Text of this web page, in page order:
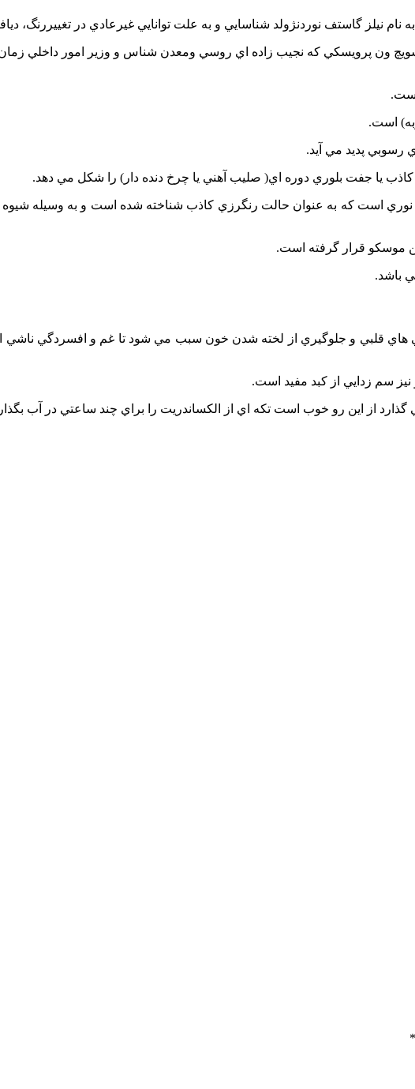
نيلز گاستف نوردنژولد شناسايي و به علت توانايي غيرعادي در تغييررنگ،
ون پرويسکي که نجيب زاده اي روسي ومعدن شناس و وزير امور داخلي زمان
است.
است.
رسوبي پديد مي آيد.
يا جفت بلوري دوره اي( صليب آهني يا چرخ دنده دار) را شکل مي دهد.
نوري است که به عنوان حالت رنگرزي کاذب شناخته شده است و به وسيله
موسکو قرار گرفته است.
باشد.
هاي قلبي و جلوگيري از لخته شدن خون سبب مي شود تا غم و افسردگي
سم زدايي از کبد مفيد است.
از اين رو خوب است تکه اي از الکساندريت را براي چند ساعتي در آب
*